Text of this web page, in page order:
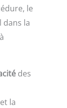
le
dans la
des
la